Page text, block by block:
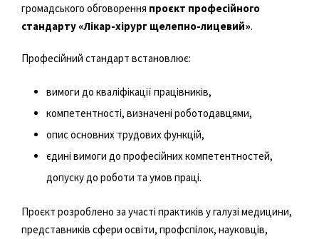
громадського обговорення проєкт професійного
стандарту «Лікар-хірург щелепно-лицевий».
Професійний стандарт встановлює:
вимоги до кваліфікації працівників,
компетентності, визначені роботодавцями,
опис основних трудових функцій,
єдині вимоги до професійних компетентностей,
допуску до роботи та умов праці.
Проєкт розроблено за участі практиків у галузі медицини,
представників сфери освіти, профспілок, науковців,